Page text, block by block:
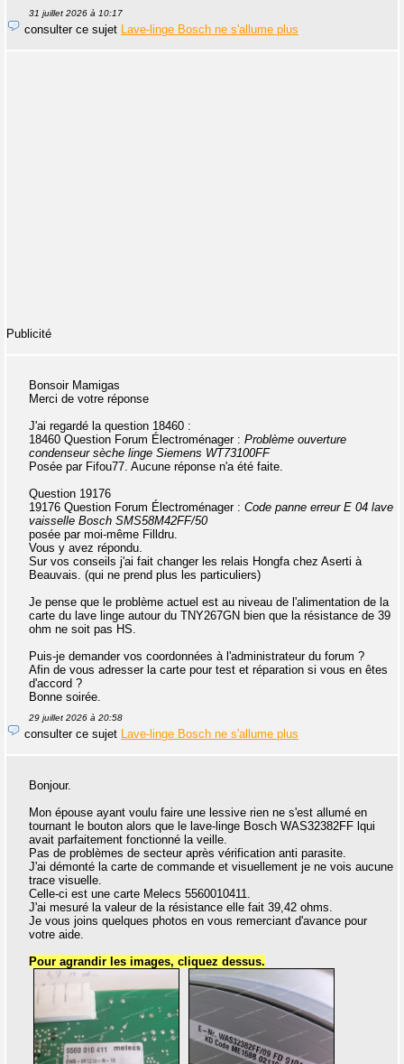
31 juillet 2026 à 10:17
consulter ce sujet Lave-linge Bosch ne s'allume plus
Publicité
Bonsoir Mamigas
Merci de votre réponse
J'ai regardé la question 18460 :
18460 Question Forum Électroménager : Problème ouverture
condenseur sèche linge Siemens WT73100FF
Posée par Fifou77. Aucune réponse n'a été faite.
Question 19176
19176 Question Forum Électroménager : Code panne erreur E 04 lave
vaisselle Bosch SMS58M42FF/50
posée par moi-même Filldru.
Vous y avez répondu.
Sur vos conseils j'ai fait changer les relais Hongfa chez Aserti à
Beauvais. (qui ne prend plus les particuliers)
Je pense que le problème actuel est au niveau de l'alimentation de la
carte du lave linge autour du TNY267GN bien que la résistance de 39
ohm ne soit pas HS.
Puis-je demander vos coordonnées à l'administrateur du forum ?
Afin de vous adresser la carte pour test et réparation si vous en êtes
d'accord ?
Bonne soirée.
29 juillet 2026 à 20:58
consulter ce sujet Lave-linge Bosch ne s'allume plus
Bonjour.
Mon épouse ayant voulu faire une lessive rien ne s'est allumé en
tournant le bouton alors que le lave-linge Bosch WAS32382FF lqui
avait parfaitement fonctionné la veille.
Pas de problèmes de secteur après vérification anti parasite.
J'ai démonté la carte de commande et visuellement je ne vois aucune
trace visuelle.
Celle-ci est une carte Melecs 5560010411.
J'ai mesuré la valeur de la résistance elle fait 39,42 ohms.
Je vous joins quelques photos en vous remerciant d'avance pour
votre aide.
Pour agrandir les images, cliquez dessus.